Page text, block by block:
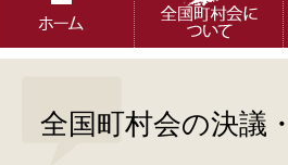
全国町村会の決議